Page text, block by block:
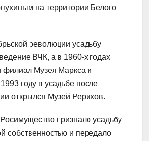
на территории Белого
революции усадьбу
ВЧК, а в 1960-х годах
филиал Музея Маркса и
году в усадьбе после
открылся Музей Рерихов.
признало усадьбу
собственностью и передало